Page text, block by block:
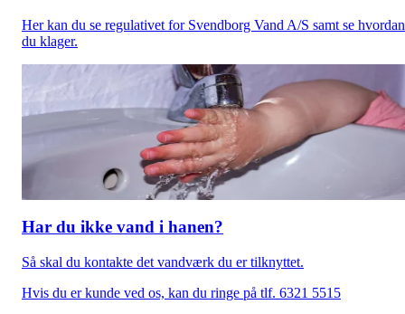
Her kan du se regulativet for Svendborg Vand A/S samt se hvordan
du klager.
Har du ikke vand i hanen?
Så skal du kontakte det vandværk du er tilknyttet.
Hvis du er kunde ved os, kan du ringe på tlf. 6321 5515